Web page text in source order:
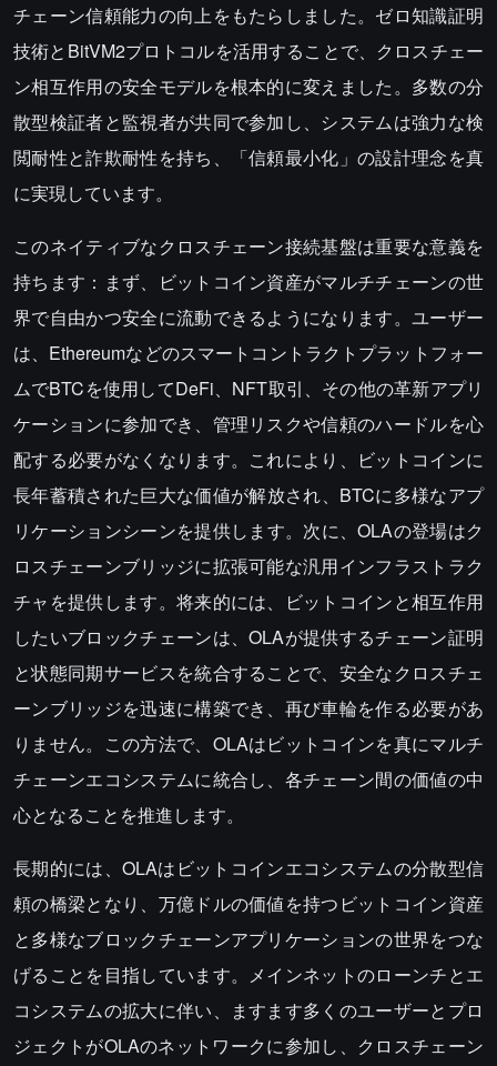
チェーン信頼能力の向上をもたらしました。ゼロ知識証明
技術とBitVM2プロトコルを活用することで、クロスチェー
ン相互作用の安全モデルを根本的に変えました。多数の分
散型検証者と監視者が共同で参加し、システムは強力な検
閲耐性と詐欺耐性を持ち、「信頼最小化」の設計理念を真
に実現しています。
このネイティブなクロスチェーン接続基盤は重要な意義を
持ちます：まず、ビットコイン資産がマルチチェーンの世
界で自由かつ安全に流動できるようになります。ユーザー
は、Ethereumなどのスマートコントラクトプラットフォー
ムでBTCを使用してDeFi、NFT取引、その他の革新アプリ
ケーションに参加でき、管理リスクや信頼のハードルを心
配する必要がなくなります。これにより、ビットコインに
長年蓄積された巨大な価値が解放され、BTCに多様なアプ
リケーションシーンを提供します。次に、OLAの登場はク
ロスチェーンブリッジに拡張可能な汎用インフラストラク
チャを提供します。将来的には、ビットコインと相互作用
したいブロックチェーンは、OLAが提供するチェーン証明
と状態同期サービスを統合することで、安全なクロスチェ
ーンブリッジを迅速に構築でき、再び車輪を作る必要があ
りません。この方法で、OLAはビットコインを真にマルチ
チェーンエコシステムに統合し、各チェーン間の価値の中
心となることを推進します。
長期的には、OLAはビットコインエコシステムの分散型信
頼の橋梁となり、万億ドルの価値を持つビットコイン資産
と多様なブロックチェーンアプリケーションの世界をつな
げることを目指しています。メインネットのローンチとエ
コシステムの拡大に伴い、ますます多くのユーザーとプロ
ジェクトがOLAのネットワークに参加し、クロスチェーン